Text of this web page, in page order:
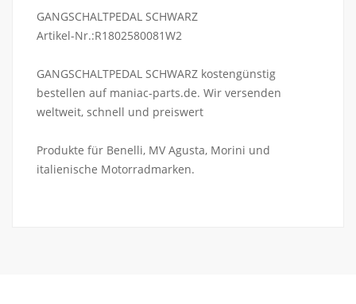
GANGSCHALTPEDAL SCHWARZ
Artikel-Nr.:R1802580081W2
GANGSCHALTPEDAL SCHWARZ kostengünstig
bestellen auf maniac-parts.de. Wir versenden
weltweit, schnell und preiswert
Produkte für Benelli, MV Agusta, Morini und
italienische Motorradmarken.